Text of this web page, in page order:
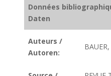
Données
Daten
Auteurs /
Autoren: